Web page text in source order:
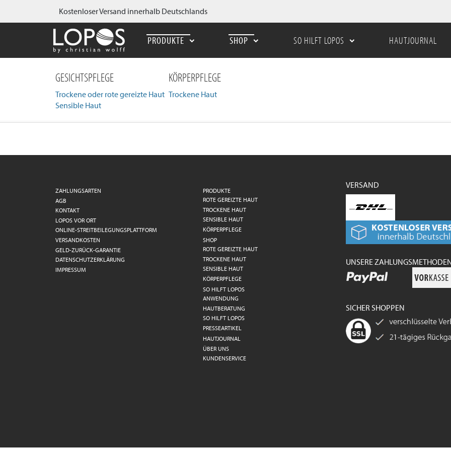
Kostenloser Versand innerhalb Deutschlands
PRODUKTE SHOP SO HILFT LOPOS HAUTJOURNAL
GESICHTSPFLEGE
Trockene oder rote gereizte Haut
Sensible Haut
KÖRPERPFLEGE
Trockene Haut
ZAHLUNGSARTEN
AGB
KONTAKT
LOPOS VOR ORT
ONLINE-STREITBEILEGUNGSPLATTFORM
VERSANDKOSTEN
GELD-ZURÜCK-GARANTIE
DATENSCHUTZERKLÄRUNG
IMPRESSUM
PRODUKTE
ROTE GEREIZTE HAUT
TROCKENE HAUT
SENSIBLE HAUT
KÖRPERPFLEGE
SHOP
ROTE GEREIZTE HAUT
TROCKENE HAUT
SENSIBLE HAUT
KÖRPERPFLEGE
SO HILFT LOPOS
ANWENDUNG
HAUTBERATUNG
SO HILFT LOPOS
PRESSEARTIKEL
HAUTJOURNAL
ÜBER UNS
KUNDENSERVICE
VERSAND
UNSERE
SICHER SHOPPEN